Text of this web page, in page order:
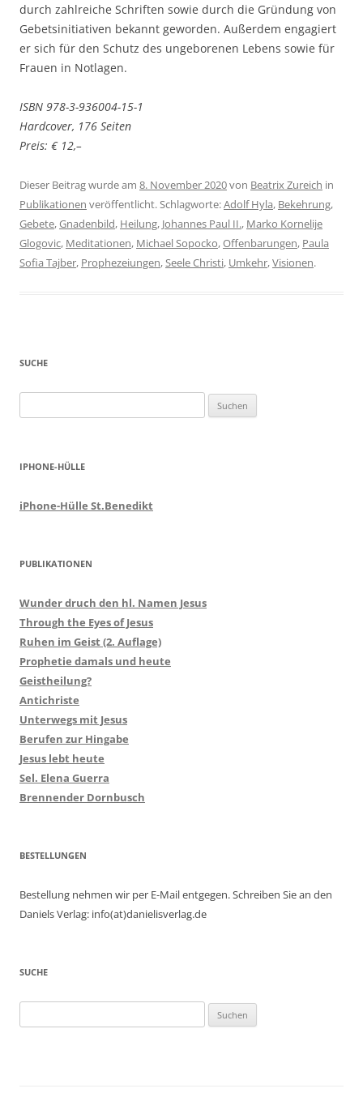
durch zahlreiche Schriften sowie durch die Gründung von
Gebetsinitiativen bekannt geworden. Außerdem engagiert
er sich für den Schutz des ungeborenen Lebens sowie für
Frauen in Notlagen.
ISBN 978-3-936004-15-1
Hardcover, 176 Seiten
Preis: € 12,–
Dieser Beitrag wurde am 8. November 2020von Beatrix Zureich in
Publikationen veröffentlicht. Schlagworte:Adolf Hyla, Bekehrung,
Gebete,Gnadenbild, Heilung, Johannes Paul II., Marko Kornelije
Glogovic, Meditationen, Michael Sopocko,Offenbarungen, Paula
Sofia Tajber, Prophezeiungen,Seele Christi, Umkehr,Visionen.
SUCHE
nach:
IPHONE-HÜLLE
iPhone-Hülle St.Benedikt
PUBLIKATIONEN
Wunder druch den hl. Namen Jesus
Through the Eyes of Jesus
Ruhen im Geist (2. Auflage)
Prophetie damals und heute
Geistheilung?
Antichriste
Unterwegs mit Jesus
Berufen zur Hingabe
Jesus lebt heute
Sel. Elena Guerra
Brennender Dornbusch
BESTELLUNGEN
Bestellung nehmen wir per E-Mail entgegen. Schreiben Sie an den
Daniels Verlag: info(at)danielisverlag.de
SUCHE
nach: